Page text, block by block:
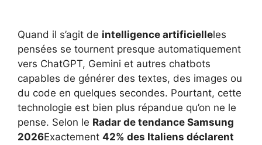
Quand il s’agit de intelligence artificielleles
pensées se tournent presque automatiquement
vers ChatGPT, Gemini et autres chatbots
capables de générer des textes, des images ou
du code en quelques secondes. Pourtant, cette
technologie est bien plus répandue qu’on ne le
pense. Selon le Radar de tendance Samsung
2026Exactement 42% des Italiens déclarent